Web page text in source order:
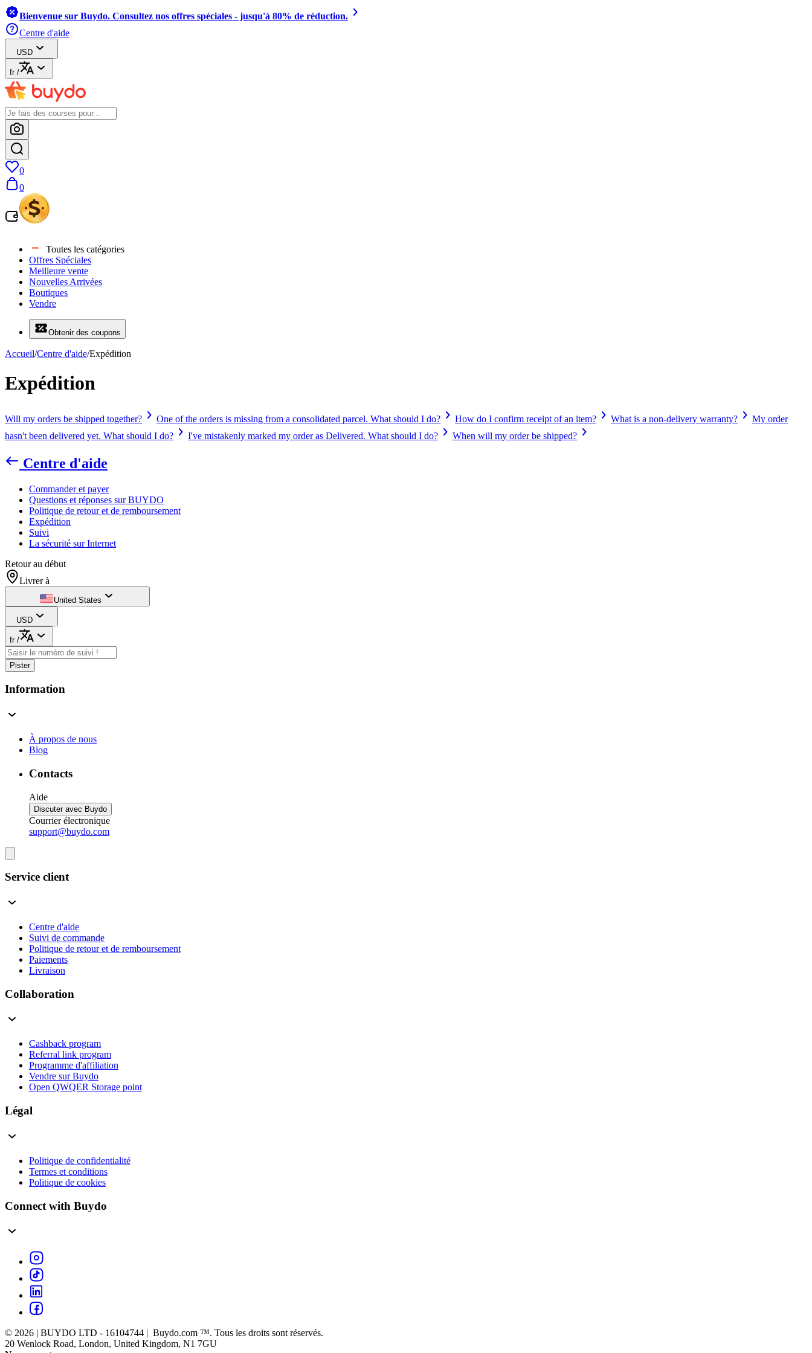
Bienvenue sur Buydo. Consultez nos offres spéciales - jusqu'à 80% de réduction.
Centre d'aide
USD
fr /
0
0
Toutes les catégories
Offres Spéciales
Meilleure vente
Nouvelles Arrivées
Boutiques
Vendre
Obtenir des coupons
Accueil/Centre d'aide/Expédition
Expédition
Will my orders be shipped together? One of the orders is missing from a consolidated parcel. What should I do? How do I confirm receipt of an item? What is a non-delivery warranty?
My order
hasn't been delivered yet. What should I do?
I've mistakenly marked my order as Delivered. What should I do? When will my order be shipped?
Centre d'aide
Commander et payer
Questions et réponses sur BUYDO
Politique de retour et de remboursement
Expédition
Suivi
La sécurité sur Internet
Retour au début
Livrer à
United States
USD
fr /
Pister
Information
À propos de nous
Blog
Contacts
Aide
Discuter avec Buydo
Courrier électronique
support@buydo.com
Service client
Centre d'aide
Suivi de commande
Politique de retour et de remboursement
Paiements
Livraison
Collaboration
Cashback program
Referral link program
Programme d'affiliation
Vendre sur Buydo
Open QWQER Storage point
Légal
Politique de confidentialité
Termes et conditions
Politique de cookies
Connect with Buydo
© 2026 | BUYDO LTD - 16104744 | Buydo.com ™. Tous les droits sont réservés.
20 Wenlock Road, London, United Kingdom, N1 7GU